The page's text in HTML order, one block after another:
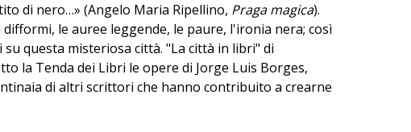
di nero…» (Angelo Maria Ripellino, Praga magica).
le auree leggende, le paure, l'ironia nera; così
questa misteriosa città. "La città in libri" di
la Tenda dei Libri le opere di Jorge Luis Borges,
di altri scrittori che hanno contribuito a crearne
Catalano e Luca Scarlini è previsto, come nelle